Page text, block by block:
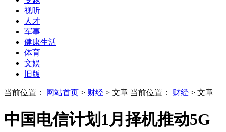
视听
人才
军事
健康生活
体育
文娱
旧版
当前位置： 网站首页 > 财经 > 文章 当前位置： 财经 > 文章
中国电信计划1月择机推动5G